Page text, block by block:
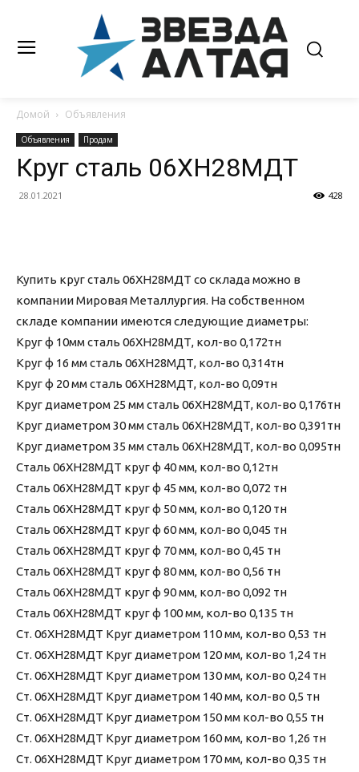
Домой Объявления
Объявления Продам
Круг сталь 06ХН28МДТ
28.01.2021 428
Купить круг сталь 06ХН28МДТ со склада можно в
компании Мировая Металлургия. На собственном
складе компании имеются следующие диаметры:
Круг ф 10мм сталь 06ХН28МДТ, кол-во 0,172тн
Круг ф 16 мм сталь 06ХН28МДТ, кол-во 0,314тн
Круг ф 20 мм сталь 06ХН28МДТ, кол-во 0,09тн
Круг диаметром 25 мм сталь 06ХН28МДТ, кол-во 0,176тн
Круг диаметром 30 мм сталь 06ХН28МДТ, кол-во 0,391тн
Круг диаметром 35 мм сталь 06ХН28МДТ, кол-во 0,095тн
Сталь 06ХН28МДТ круг ф 40 мм, кол-во 0,12тн
Сталь 06ХН28МДТ круг ф 45 мм, кол-во 0,072 тн
Сталь 06ХН28МДТ круг ф 50 мм, кол-во 0,120 тн
Сталь 06ХН28МДТ круг ф 60 мм, кол-во 0,045 тн
Сталь 06ХН28МДТ круг ф 70 мм, кол-во 0,45 тн
Сталь 06ХН28МДТ круг ф 80 мм, кол-во 0,56 тн
Сталь 06ХН28МДТ круг ф 90 мм, кол-во 0,092 тн
Сталь 06ХН28МДТ круг ф 100 мм, кол-во 0,135 тн
Ст. 06ХН28МДТ Круг диаметром 110 мм, кол-во 0,53 тн
Ст. 06ХН28МДТ Круг диаметром 120 мм, кол-во 1,24 тн
Ст. 06ХН28МДТ Круг диаметром 130 мм, кол-во 0,24 тн
Ст. 06ХН28МДТ Круг диаметром 140 мм, кол-во 0,5 тн
Ст. 06ХН28МДТ Круг диаметром 150 мм кол-во 0,55 тн
Ст. 06ХН28МДТ Круг диаметром 160 мм, кол-во 1,26 тн
Ст. 06ХН28МДТ Круг диаметром 170 мм, кол-во 0,35 тн